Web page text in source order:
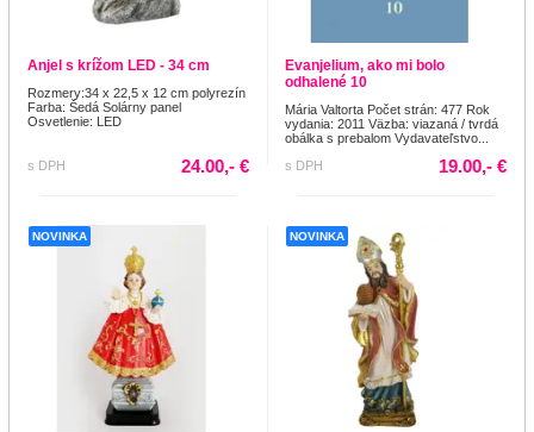
Anjel s krížom LED - 34 cm
Rozmery:34 x 22,5 x 12 cm polyrezín
Farba: Šedá Solárny panel
Osvetlenie: LED
s DPH 24.00,- €
Evanjelium, ako mi bolo
odhalené 10
Mária Valtorta Počet strán: 477 Rok
vydania: 2011 Väzba: viazaná / tvrdá
obálka s prebalom Vydavateľstvo...
s DPH
19.00,- €
NOVINKA NOVINKA